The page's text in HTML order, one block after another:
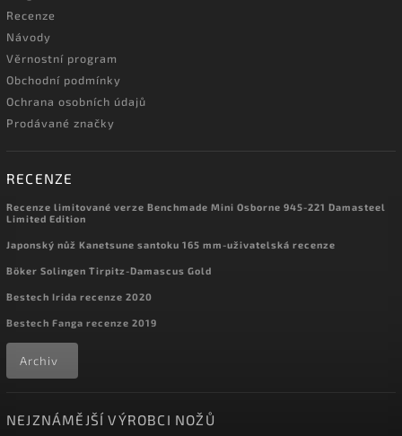
Recenze
Návody
Věrnostní program
Obchodní podmínky
Ochrana osobních údajů
Prodávané značky
RECENZE
Recenze limitované verze Benchmade Mini Osborne 945-221 Damasteel
Limited Edition
Japonský nůž Kanetsune santoku 165 mm-uživatelská recenze
Böker Solingen Tirpitz-Damascus Gold
Bestech Irida recenze 2020
Bestech Fanga recenze 2019
Archiv
NEJZNÁMĚJŠÍ VÝROBCI NOŽŮ